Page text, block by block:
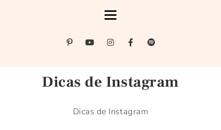
Dicas de Instagram
Dicas de Instagram